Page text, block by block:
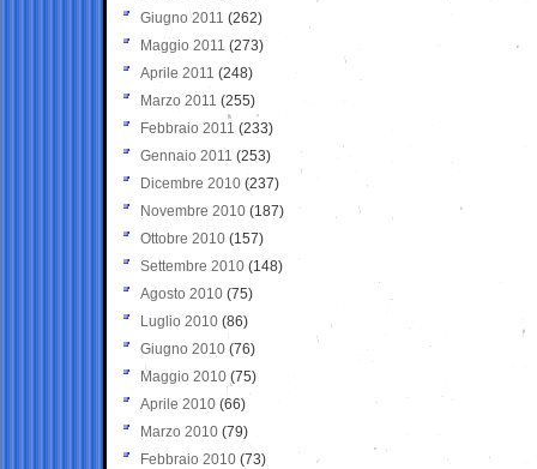
Giugno 2011 (262)
Maggio 2011 (273)
Aprile 2011 (248)
Marzo 2011 (255)
Febbraio 2011 (233)
Gennaio 2011 (253)
Dicembre 2010 (237)
Novembre 2010 (187)
Ottobre 2010 (157)
Settembre 2010 (148)
Agosto 2010 (75)
Luglio 2010 (86)
Giugno 2010 (76)
Maggio 2010 (75)
Aprile 2010 (66)
Marzo 2010 (79)
Febbraio 2010 (73)